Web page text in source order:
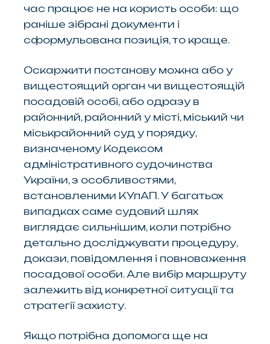
час працює не на користь особи: що
раніше зібрані документи і
сформульована позиція, то краще.
Оскаржити постанову можна або у
вищестоящий орган чи вищестоящій
посадовій особі, або одразу в
районний, районний у місті, міський чи
міськрайонний суд у порядку,
визначеному Кодексом
адміністративного судочинства
України, з особливостями,
встановленими КУпАП. У багатьох
випадках саме судовий шлях
виглядає сильнішим, коли потрібно
детально досліджувати процедуру,
докази, повідомлення і повноваження
посадової особи. Але вибір маршруту
залежить від конкретної ситуації та
стратегії захисту.
Якщо потрібна допомога ще на